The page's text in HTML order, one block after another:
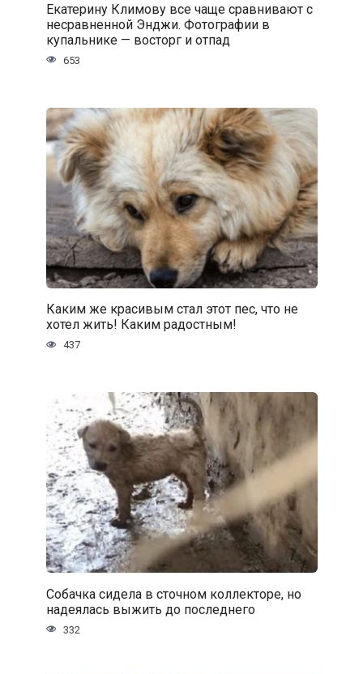
Екатерину Климову все чаще сравнивают с
несравненной Энджи. Фотографии в
купальнике — восторг и отпад
653
Каким же красивым стал этот пес, что не
хотел жить! Каким радостным!
437
Собачка сидела в сточном коллекторе, но
надеялась выжить до последнего
332